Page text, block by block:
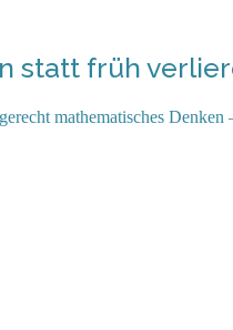
statt früh
mathematisches Denken